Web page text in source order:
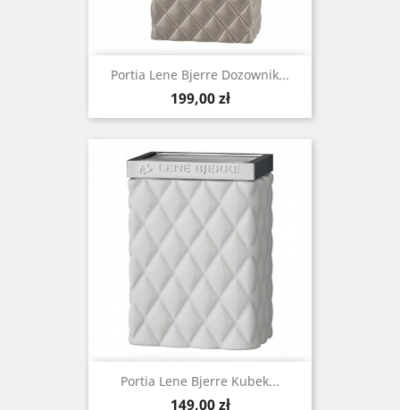
Portia Lene Bjerre Dozownik...
Cena
199,00 zł
Portia Lene Bjerre Kubek...
Cena
149,00 zł